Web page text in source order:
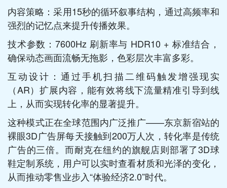
内容策略：采用15秒的循环叙事结构，通过高频率和
强烈的记忆点来提升传播效果。
技术参数：7600Hz 刷新率与 HDR10 + 标准结合，
确保动态画面流畅无拖影，色彩层次丰富多彩。
互动设计：通过手机扫描二维码触发增强现实
（AR）扩展内容，能有效将线下流量精准引导到线
上，从而实现转化率的显著提升。
这种模式正在全球范围内广泛推广——东京新宿站的
裸眼3D广告屏每天接触到200万人次，转化率是传统
广告的三倍。而耐克在纽约的旗舰店则部署了3D球
鞋定制系统，用户可以实时查看材质和光泽的变化，
从而推动零售业步入“体验经济2.0”时代。